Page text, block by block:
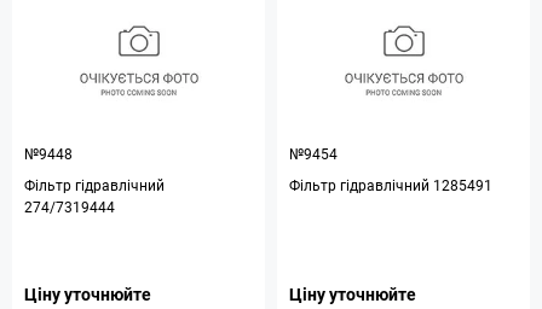
№9448
Фільтр гідравлічний
274/7319444
Ціну уточнюйте
№9454
Фільтр гідравлічний 1285491
Ціну уточнюйте